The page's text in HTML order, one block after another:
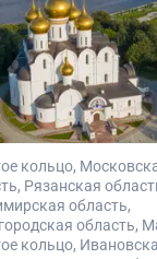
кольцо
Рязанская
область
область
кольцо